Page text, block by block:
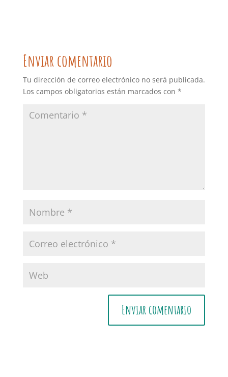
Enviar comentario
Tu dirección de correo electrónico no será publicada.
Los campos obligatorios están marcados con *